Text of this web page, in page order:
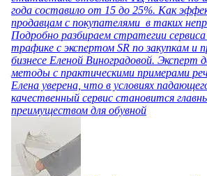
года составило от 15 до 25%. Как
продавцам с покупателями в таких
Подробно разбираем стратегии сервиса
трафике с экспертом SR по закупкам и
бизнесе Еленой Виноградовой. Эксперт
методы с практическими примерами
Елена уверена, что в условиях
качественный сервис становится
преимуществом для обувной